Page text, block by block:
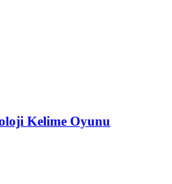
Kelime Oyunu